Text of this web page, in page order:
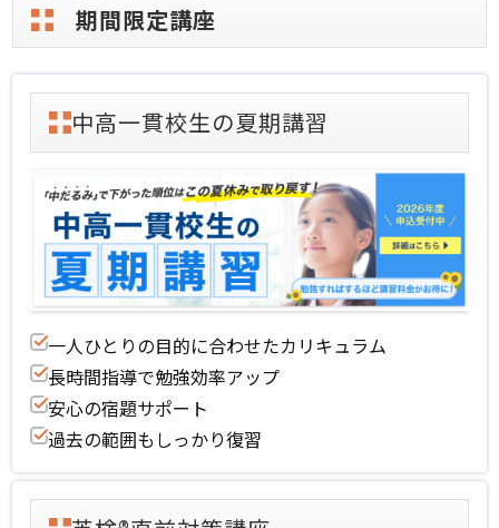
期間限定講座
中高一貫校生の夏期講習
一人ひとりの目的に合わせたカリキュラム
長時間指導で勉強効率アップ
安心の宿題サポート
過去の範囲もしっかり復習